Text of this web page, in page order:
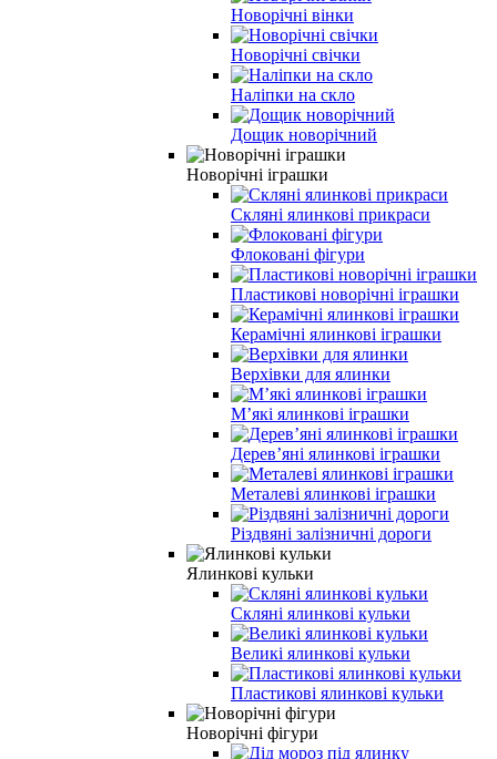
Новорічні вінки
Новорічні свічки
Наліпки на скло
Дощик новорічний
Новорічні іграшки
Скляні ялинкові прикраси
Флоковані фігури
Пластикові новорічні іграшки
Керамічні ялинкові іграшки
Верхівки для ялинки
М’які ялинкові іграшки
Дерев’яні ялинкові іграшки
Металеві ялинкові іграшки
Різдвяні залізничні дороги
Ялинкові кульки
Скляні ялинкові кульки
Великі ялинкові кульки
Пластикові ялинкові кульки
Новорічні фігури